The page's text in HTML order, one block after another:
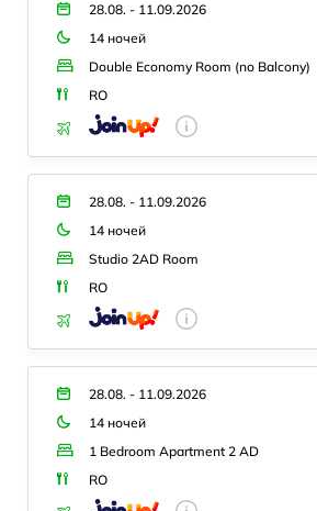
28.08. - 11.09.2026
14 ночей
Double Economy Room (no Balcony)
RO
28.08. - 11.09.2026
14 ночей
Studio 2AD Room
RO
28.08. - 11.09.2026
14 ночей
1 Bedroom Apartment 2 AD
RO